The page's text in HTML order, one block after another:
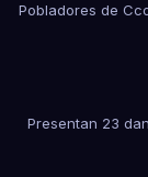
Pobladores de
Presentan 23